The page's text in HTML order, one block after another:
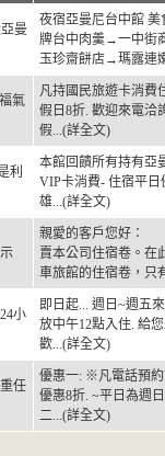
曼
夜宿亞曼尼台中館
牌台中肉羹→一中街
玉珍齋餅店→瑪露連
氣
凡持國民旅遊卡消費
假日8折. 歡迎來電洽
假...(詳全文)
利
本館回饋所有持有亞
VIP卡消費- 住宿平日
雄...(詳全文)
親愛的客戶您好：
賣本公司住宿卷。在
車旅館的住宿卷，只
小
即日起... 週日~週五
放中午12點入住. 給
歡...(詳全文)
任
優惠一: ※凡電話預
優惠8折. ~平日為週
二...(詳全文)